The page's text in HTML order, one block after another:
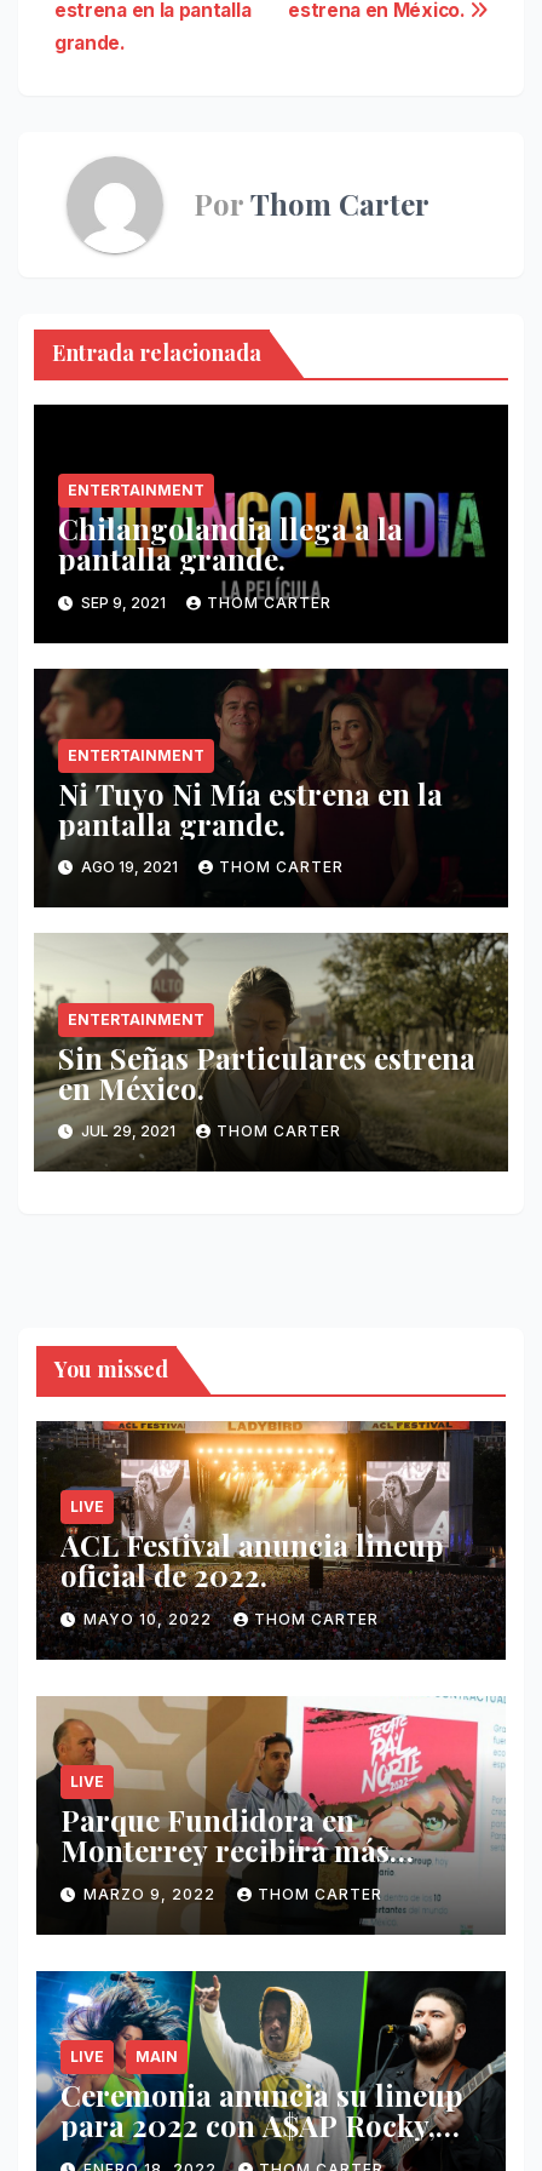
de
estrena en México.
estrena en la pantalla
grande.
PorThom Carter
Entrada relacionada
ENTERTAINMENT
Chilangolandia llega a la
pantalla grande.
SEP 9, 2021 THOM CARTER
ENTERTAINMENT
Ni Tuyo Ni Mía estrena en la
pantalla grande.
AGO 19, 2021 THOM CARTER
ENTERTAINMENT
Sin Señas Particulares estrena
en México.
JUL 29, 2021 THOM CARTER
You missed
LIVE
ACL Festival anuncia lineup
oficial de 2022.
MAYO 10, 2022 THOM CARTER
LIVE
Parque Fundidora en
Monterrey recibirá más
ingresos por festivales de
Música.
MARZO 9, 2022 THOM CARTER
LIVE MAIN
Ceremonia anuncia su lineup
para 2022 con A$AP Rocky,
Nathy Peluso, Noah Pino Palo